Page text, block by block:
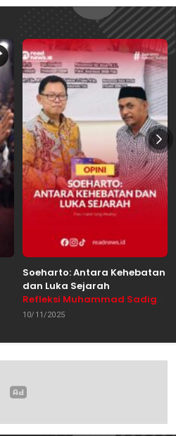
Soeharto: Antara Kehebatan
dan Luka Sejarah
Refleksi Muhammad Sadig
Alhabsyie, Akademisi UIN
Pemerhati Gerakan
10/11/2025